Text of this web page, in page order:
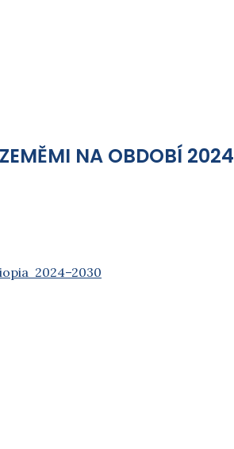
ZEMĚMI NA OBDOBÍ
2024–2030